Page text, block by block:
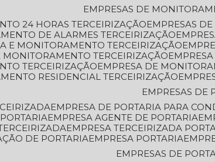
EMPRESAS DE
24 HORAS TERCEIRIZAÇÃO
EMPRESAS
DE ALARMES TERCEIRIZAÇÃO
E MONITORAMENTO TERCEIRIZAÇÃO
MONITORAMENTO TERCEIRIZAÇÃO
TERCEIRIZAÇÃO
EMPRESA DE
RESIDENCIAL TERCEIRIZAÇÃO
EMPRESAS DE
EMPRESA DE PORTARIA PARA
EMPRESA AGENTE DE PORTARIA
EMPRESA TERCEIRIZADA
DE PORTARIA
EMPRESA PORTARIA
EMPRESAS DE